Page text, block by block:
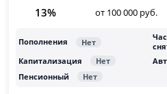
13%
от 100 000 руб.